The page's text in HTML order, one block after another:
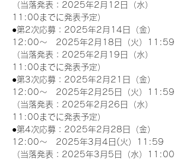
（当落発表：2025年2月12日（水）
11:00までに発表予定）
●第2次応募：2025年2月14日（金）
12:00～　2025年2月18日（火）11:59
（当落発表：2025年2月19日（水）
11:00までに発表予定）
●第3次応募：2025年2月21日（金）
12:00～　2025年2月25日（火）11:59
（当落発表：2025年2月26日（水）
11:00までに発表予定）
●第4次応募：2025年2月28日（金）
12:00～　2025年3月4日(火）11:59
（当落発表：2025年3月5日（水）11:00